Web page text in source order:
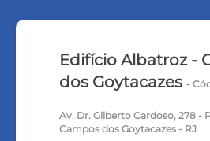
Edifício Albatroz -
dos Goytacazes -
Av. Dr. Gilberto Cardoso, 278 -
Campos dos Goytacazes - RJ